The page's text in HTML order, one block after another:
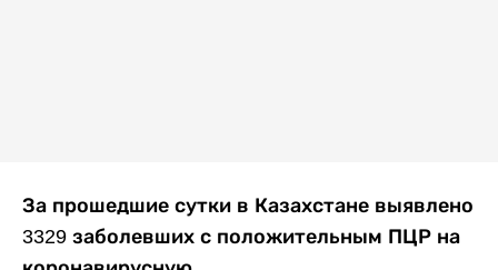
За прошедшие сутки в Казахстане выявлено
3329 заболевших с положительным ПЦР на